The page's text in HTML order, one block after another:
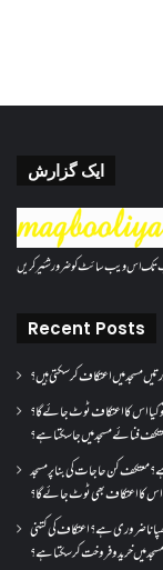
ایک گزارش
تک اس ویب سائٹ کو ضرور شئیر کریں
Recent Posts
مسجد میں اعتکاف کر سکتی ہیں؟
اس کا اعتکاف ٹوٹ جائے گا؟
فنائے مسجد میں جا سکتا ہے؟
کن حاجات کی بنا پر مسجد
کا اعتکاف بھی ٹوٹ جائے گا؟
ضروری ہے؟اعتکاف کی کتنی
میں خرید و فروخت کر سکتا ہے؟